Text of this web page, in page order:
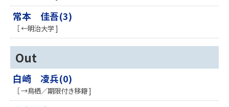
常本 佳吾(3)
［ ←明治大学 ]
Out
白崎 凌兵(0)
［ →鳥栖／期限付き移籍 ]